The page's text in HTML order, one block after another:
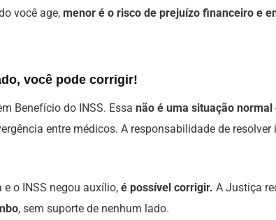
você age, menor é o risco de prejuízo financeiro e
você pode corrigir!
Benefício do INSS. Essa não é uma situação normal
entre médicos. A responsabilidade de resolver
o INSS negou auxílio, é possível corrigir. A Justiça
, sem suporte de nenhum lado.